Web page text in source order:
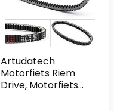
Artudatech
Motorfiets Riem
Drive, Motorfiets